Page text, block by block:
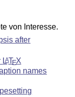
von Interesse.
after
LATEX
names